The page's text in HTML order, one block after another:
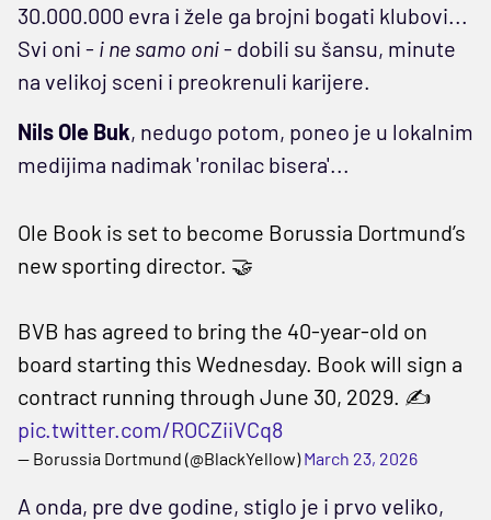
30.000.000 evra i žele ga brojni bogati klubovi...
Svi oni - i ne samo oni- dobili su šansu, minute
na velikoj sceni i preokrenuli karijere.
Nils Ole Buk, nedugo potom, poneo je u lokalnim
medijima nadimak 'ronilac bisera'...
Ole Book is set to become Borussia Dortmund’s
new sporting director. 🤝
BVB has agreed to bring the 40-year-old on
board starting this Wednesday. Book will sign a
contract running through June 30, 2029. ✍️
pic.twitter.com/ROCZiiVCq8
— Borussia Dortmund (@BlackYellow)March 23, 2026
A onda, pre dve godine, stiglo je i prvo veliko,